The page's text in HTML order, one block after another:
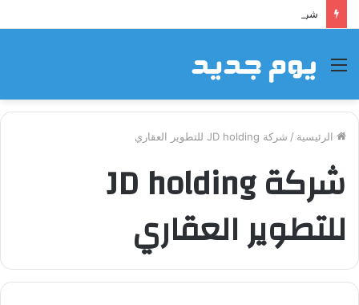
شراكة إيجي تاورز مع بلدينا.. قيمة مضافة تعزز نجاح المشروعات
القائمة
الرئيسية / شركة JD holding للتطوير العقاري
شركة JD holding
للتطوير العقاري